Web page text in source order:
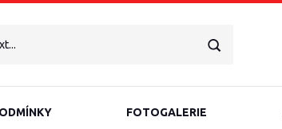
FOTOGALERIE